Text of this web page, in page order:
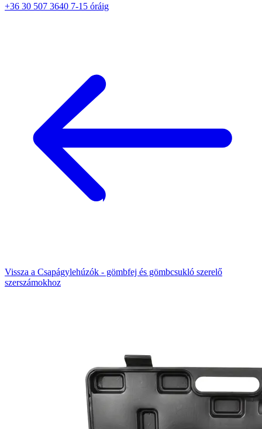
+36 30 507 3640 7-15 óráig
Vissza a Csapágylehúzók - gömbfej és gömbcsukló szerelő
szerszámokhoz